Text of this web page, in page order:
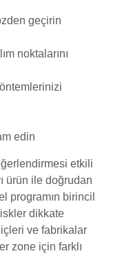
geçirin
noktalarını
edin
etkili
ürün ile doğrudan
programın birincil
dikkate
içleri ve fabrikalar
zone için farklı